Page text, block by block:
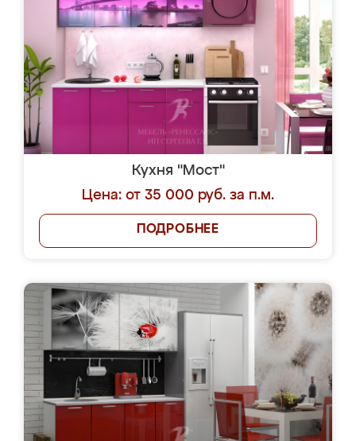
Кухня "Мост"
Цена: от 35 000 руб. за п.м.
ПОДРОБНЕЕ